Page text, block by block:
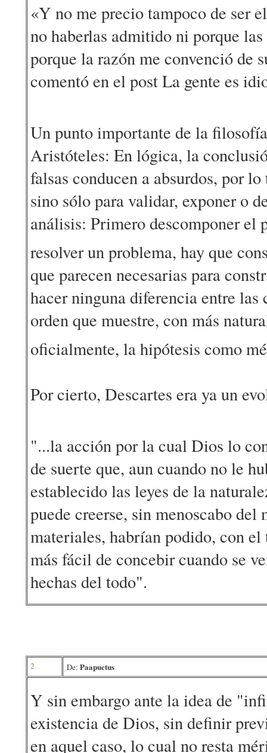
«Y no me precio tampoco de ser
no haberlas admitido ni porque
porque la razón me convenció de
comentó en el post La gente es
Un punto importante de la
Aristóteles: En lógica, la
falsas conducen a absurdos, por
sino sólo para validar, exponer o
análisis: Primero descomponer el
resolver un problema, hay que
que parecen necesarias para
hacer ninguna diferencia entre
orden que muestre, con más
oficialmente, la hipótesis como
Por cierto, Descartes era ya un
"...la acción por la cual Dios lo
de suerte que, aun cuando no le
establecido las leyes de la
puede creerse, sin menoscabo
materiales, habrían podido, con
más fácil de concebir cuando se
hechas del todo".
2 De: Paapuctus
Y sin embargo ante la idea de
existencia de Dios, sin definir
en aquel caso, lo cual no resta